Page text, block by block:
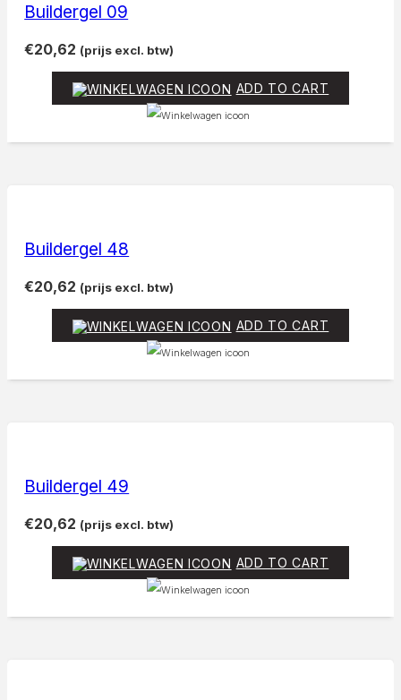
Buildergel 09
€20,62 (prijs excl. btw)
ADD TO CART
Buildergel 48
€20,62 (prijs excl. btw)
ADD TO CART
Buildergel 49
€20,62 (prijs excl. btw)
ADD TO CART